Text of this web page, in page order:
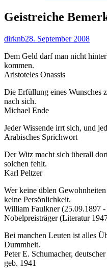
Geistreiche
Autor
dirknbVeröffentlicht
28. September 2008
Dem Geld darf man nicht
kommen.
Aristoteles Onassis
Die Erfüllung eines Wunsches
nach sich.
Michael Ende
Jeder Wissende irrt sich, und
Arabisches Sprichwort
Der Witz macht sich überall
solchen fehlt.
Karl Peltzer
Wer keine üblen
keine Persönlichkeit.
William Faulkner (25.09.1897
Nobelpreisträger (Literatur
Bei manchen Leuten ist alles
Dummheit.
Peter E. Schumacher,
geb. 1941